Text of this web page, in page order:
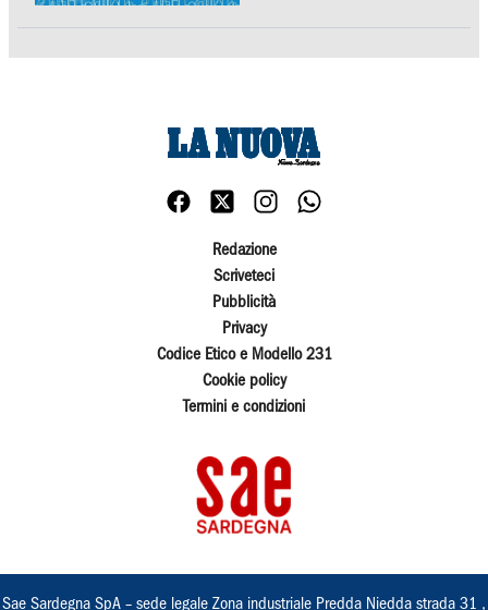
Redazione
Scriveteci
Pubblicità
Privacy
Codice Etico e Modello 231
Cookie policy
Termini e condizioni
Sae Sardegna SpA – sede legale Zona industriale Predda Niedda strada 31 ,